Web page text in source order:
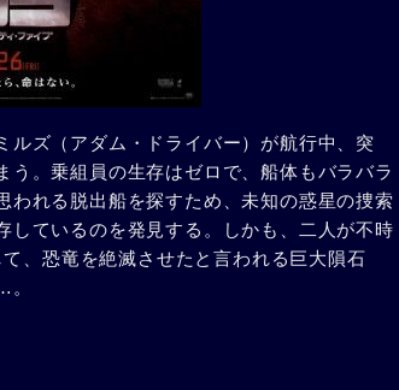
ルズ（アダム・ドライバー）が航行中、突
。乗組員の生存はゼロで、船体もバラバラ
われる脱出船を探すため、未知の惑星の捜索
しているのを発見する。しかも、二人が不時
、恐竜を絶滅させたと言われる巨大隕石